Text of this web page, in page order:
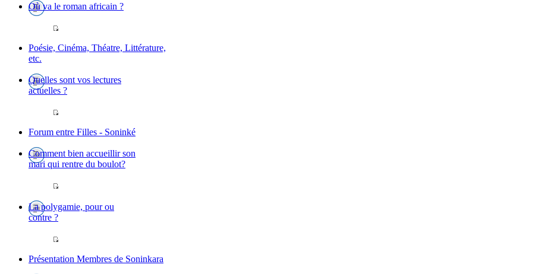
Où va le roman africain ?
Poésie, Cinéma, Théatre, Littérature,
etc.
Quelles sont vos lectures
actuelles ?
Forum entre Filles - Soninké
Comment bien accueillir son
mari qui rentre du boulot?
La polygamie, pour ou
contre ?
Présentation Membres de Soninkara